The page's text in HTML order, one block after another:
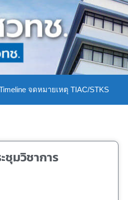
จดหมายเหตุ TIAC/STKS
ชุมวิชาการ